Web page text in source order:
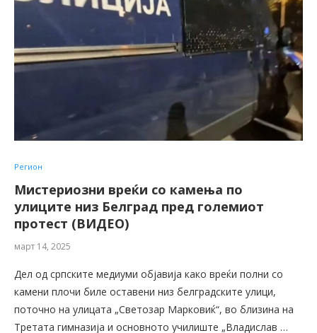
Регион
Мистериозни вреќи со камења по
улиците низ Белград пред големиот
протест (ВИДЕО)
март 14, 2025
Дел од српските медиуми објавија како вреќи полни со
камени плочи биле оставени низ белградските улици,
поточно на улицата „Светозар Марковиќ“, во близина на
Третата гимназија и основното училиште „Владислав …